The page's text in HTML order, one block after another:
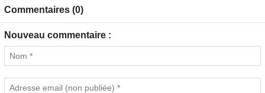
Commentaires (0)
Nouveau commentaire :